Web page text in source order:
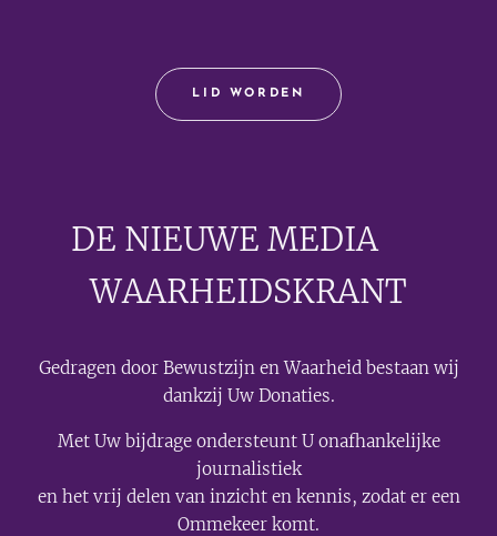
LID WORDEN
DE NIEUWE MEDIA🟣
WAARHEIDSKRANT
Gedragen door Bewustzijn en Waarheid bestaan wij
dankzij Uw Donaties.
Met Uw bijdrage ondersteunt U onafhankelijke
journalistiek
en het vrij delen van inzicht en kennis, zodat er een
Ommekeer komt.